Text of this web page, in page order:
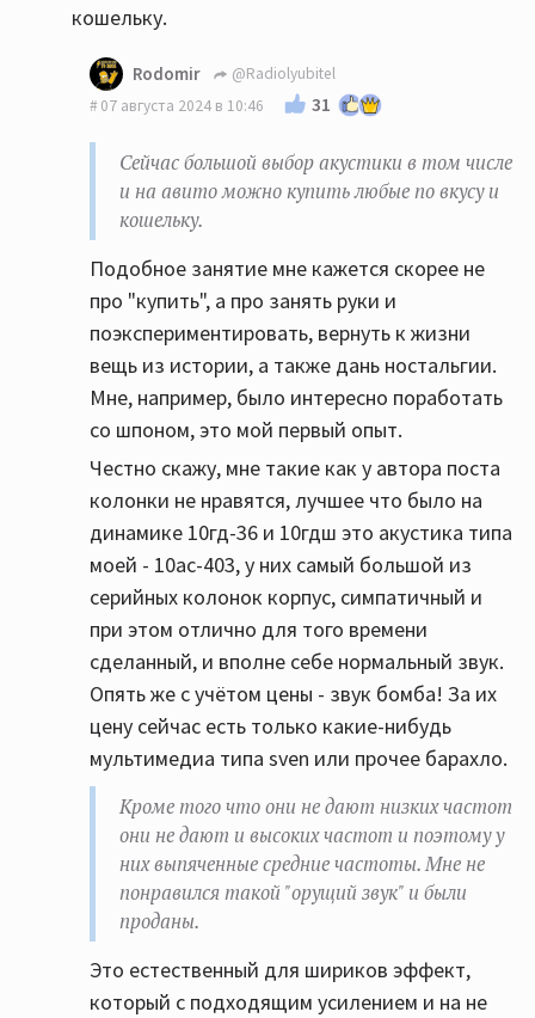
кошельку.
Rodomir
@Radiolyubitel
07 августа 2024 в 10:46
31
Сейчас большой выбор акустики в том числе
и на авито можно купить любые по вкусу и
кошельку.
Подобное занятие мне кажется скорее не
про "купить", а про занять руки и
поэкспериментировать, вернуть к жизни
вещь из истории, а также дань ностальгии.
Мне, например, было интересно поработать
со шпоном, это мой первый опыт.
Честно скажу, мне такие как у автора поста
колонки не нравятся, лучшее что было на
динамике 10гд-36 и 10гдш это акустика типа
моей - 10ас-403, у них самый большой из
серийных колонок корпус, симпатичный и
при этом отлично для того времени
сделанный, и вполне себе нормальный звук.
Опять же с учётом цены - звук бомба! За их
цену сейчас есть только какие-нибудь
мультимедиа типа sven или прочее барахло.
Кроме того что они не дают низких частот
они не дают и высоких частот и поэтому у
них выпяченные средние частоты. Мне не
понравился такой "орущий звук" и были
проданы.
Это естественный для шириков эффект,
который с подходящим усилением и на не